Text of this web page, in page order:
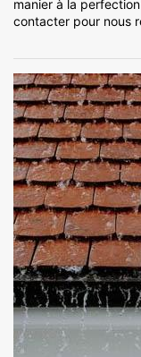
manier à la
contacter pour nous